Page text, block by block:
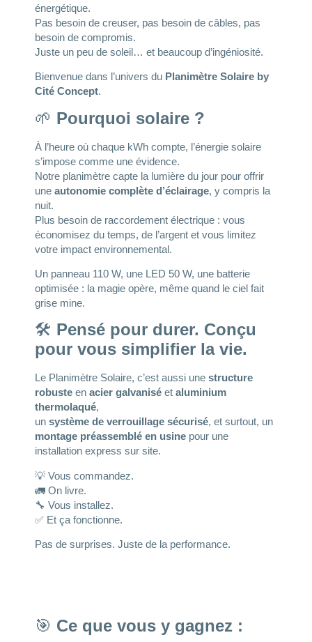
énergétique.
Pas besoin de creuser, pas besoin de câbles, pas
besoin de compromis.
Juste un peu de soleil… et beaucoup d’ingéniosité.
Bienvenue dans l’univers du Planimètre Solaire by
Cité Concept.
🌱 Pourquoi solaire ?
À l’heure où chaque kWh compte, l’énergie solaire
s’impose comme une évidence.
Notre planimètre capte la lumière du jour pour offrir
une autonomie complète d’éclairage, y compris la
nuit.
Plus besoin de raccordement électrique : vous
économisez du temps, de l’argent et vous limitez
votre impact environnemental.
Un panneau 110 W, une LED 50 W, une batterie
optimisée : la magie opère, même quand le ciel fait
grise mine.
🛠️ Pensé pour durer. Conçu
pour vous simplifier la vie.
Le Planimètre Solaire, c’est aussi une structure
robuste en acier galvanisé et aluminium
thermolaqué,
un système de verrouillage sécurisé, et surtout, un
montage préassemblé en usine pour une
installation express sur site.
💡 Vous commandez.
🚛 On livre.
🔧 Vous installez.
✅ Et ça fonctionne.
Pas de surprises. Juste de la performance.
🎯 Ce que vous y gagnez :